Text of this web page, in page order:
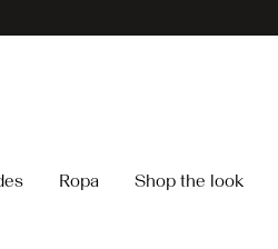
Ropa Shop the look